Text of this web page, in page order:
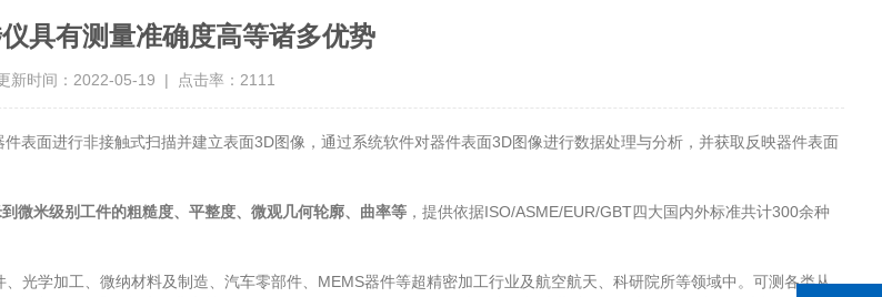
具有测量准确度高等诸多优势
新时间：2022-05-19 | 点击率：2111
面进行非接触式扫描并建立表面3D图像，通过系统软件对器件表面3D图像进行数据处理与分析，并获取反映器件表面
微米级别工件的粗糙度、平整度、微观几何轮廓、曲率等，提供依据ISO/ASME/EUR/GBT四大国内外标准共计300余种
学加工、微纳材料及制造、汽车零部件、MEMS器件等超精密加工行业及航空航天、科研院所等领域中。可测各类从